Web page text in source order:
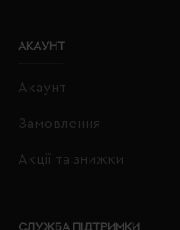
АКАУНТ
Акаунт
Замовлення
Акції та знижки
СЛУЖБА ПІДТРИМКИ